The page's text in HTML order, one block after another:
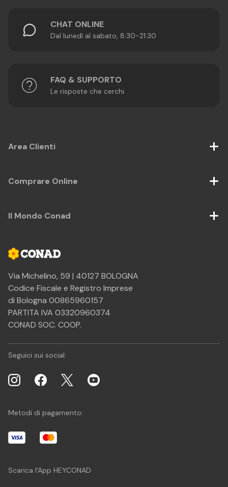
CHAT ONLINE
Dal lunedì al sabato, 8:30-21:30
FAQ & SUPPORTO
Le risposte che cerchi
Via Michelino, 59 | 40127 BOLOGNA
Codice Fiscale e Registro Imprese
di Bologna 00865960157
PARTITA IVA 03320960374
CONAD SOC. COOP.
Area Clienti
Comprare Online
Il Mondo Conad
Seguici sui social:
Metodi di pagamento:
Scarica l'App HEYCONAD